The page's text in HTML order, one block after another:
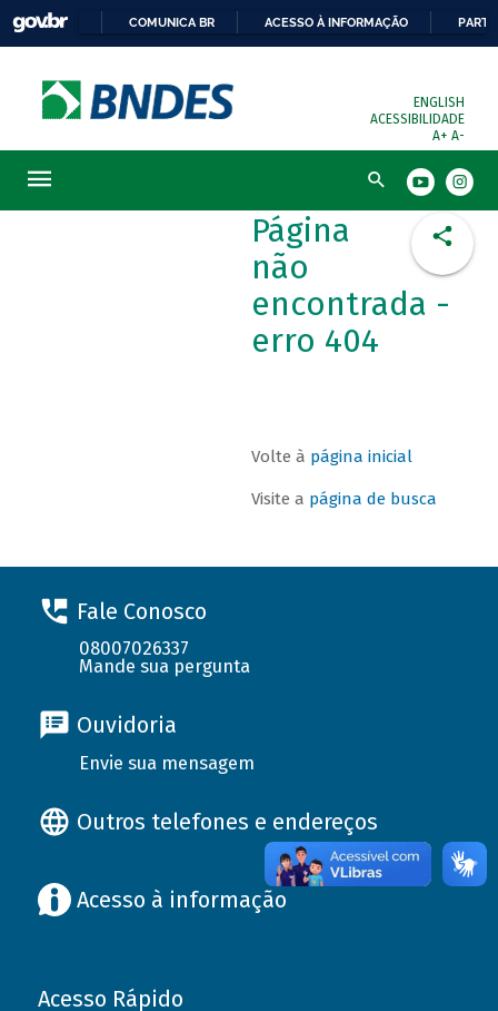
COMUNICA BR ACESSO À INFORMAÇÃO
ENGLISH
ACESSIBILIDADE
A+ A-
Busca
Página
não
encontrada -
erro 404
Volte à página inicial
Visite a página de busca
Fale Conosco
08007026337
Mande sua pergunta
Ouvidoria
Envie sua mensagem
Outros telefones e endereços
Acesso à informação
Acesso Rápido